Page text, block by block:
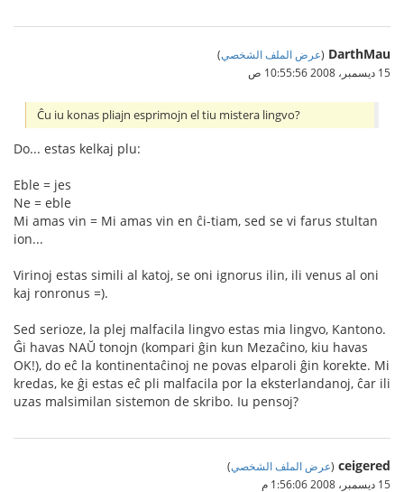
DarthMau
(عرض الملف الشخصي)
15 ديسمبر، 2008 10:55:56 ص
Ĉu iu konas pliajn esprimojn el tiu mistera lingvo?
Do... estas kelkaj plu:
Eble = jes
Ne = eble
Mi amas vin = Mi amas vin en ĉi-tiam, sed se vi farus stultan
ion...
Virinoj estas simili al katoj, se oni ignorus ilin, ili venus al oni
kaj ronronus =).
Sed serioze, la plej malfacila lingvo estas mia lingvo, Kantono.
Ĝi havas NAŬ tonojn (kompari ĝin kun Mezaĉino, kiu havas
OK!), do eĉ la kontinentaĉinoj ne povas elparoli ĝin korekte. Mi
kredas, ke ĝi estas eĉ pli malfacila por la eksterlandanoj, ĉar ili
uzas malsimilan sistemon de skribo. Iu pensoj?
ceigered
(عرض الملف الشخصي)
15 ديسمبر، 2008 1:56:06 م